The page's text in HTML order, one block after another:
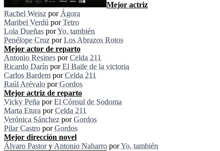
Mejor actriz
Rachel Weisz por Ágora
Maribel Verdú porTetro
Lola Dueñas porYo, también
Penélope Cruz porLos Abrazos Rotos
Mejor actor de reparto
Antonio Resines porCelda 211
Ricardo Darín porEl Baile de la victoria
Carlos Bardem porCelda 211
Raúl Arévalo porGordos
Mejor actriz de reparto
Vicky Peña porEl Cónsul de Sodoma
Marta Etura porCelda 211
Verónica Sánchez porGordos
Pilar Castro porGordos
Mejor dirección novel
Álvaro Pastory Antonio Naharro porYo, también